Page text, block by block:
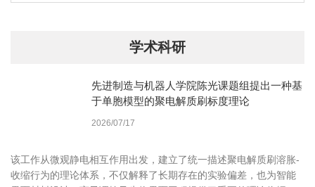
学术科研
先进制造与机器人学院陈光课题组提出一种基
于单胞模型的聚电解质刷标度理论
2026/07/17
该工作从微观静电相互作用出发，建立了统一描述聚电解质刷溶胀-
收缩行为的理论体系，不仅解释了长期存在的实验偏差，也为智能